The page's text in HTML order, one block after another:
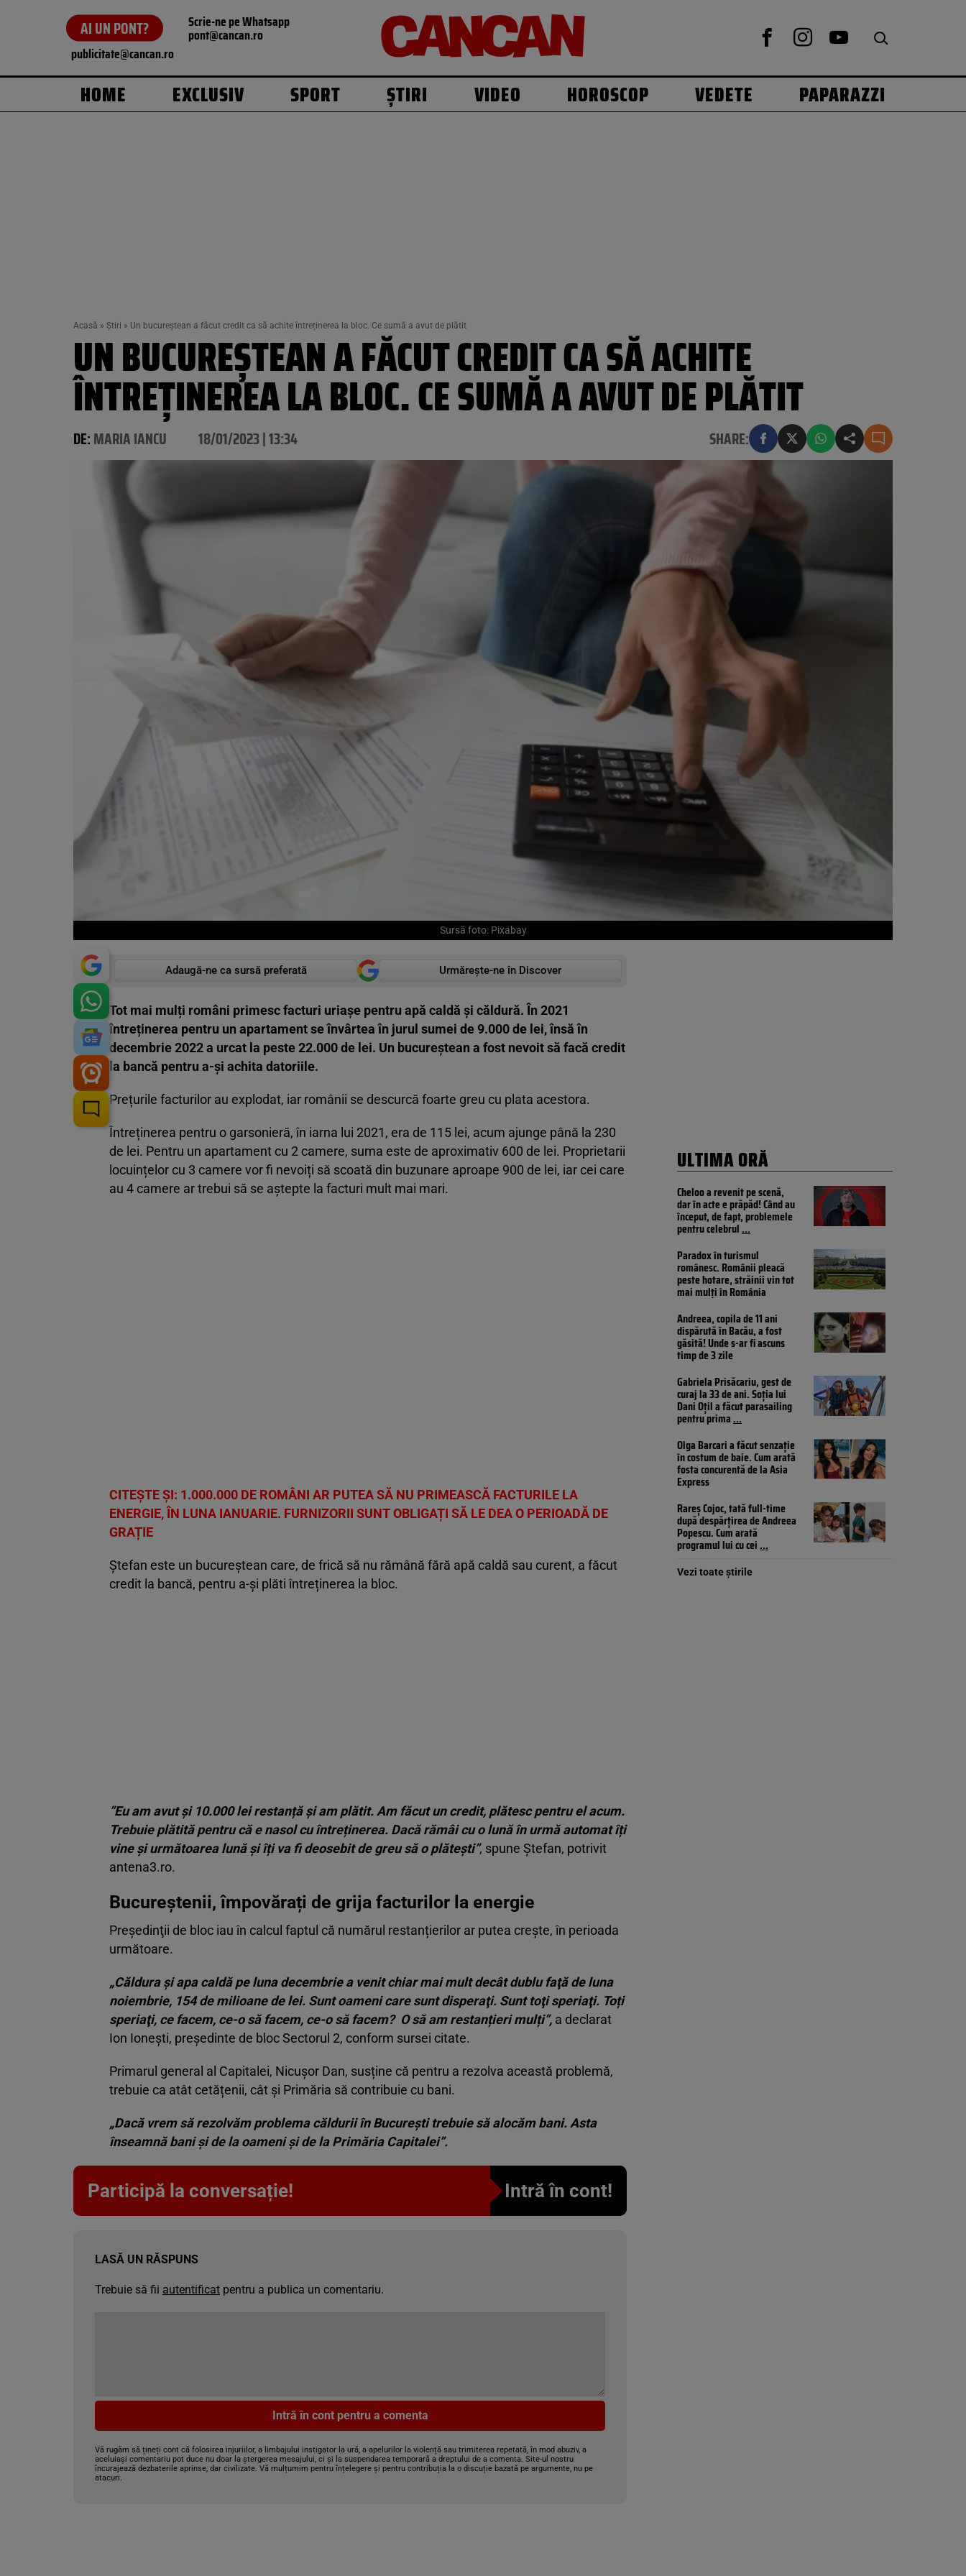
AI UN PONT? Scrie-ne pe Whatsapp
pont@cancan.ro
publicitate@cancan.ro
HOME EXCLUSIV SPORT ȘTIRI VIDEO HOROSCOP VEDETE PAPARAZZI
Acasă » Știri » Un bucureștean a făcut credit ca să achite întreținerea la bloc. Ce sumă a avut de plătit
UN BUCUREȘTEAN A FĂCUT CREDIT CA SĂ ACHITE
ÎNTREȚINEREA LA BLOC. CE SUMĂ A AVUT DE PLĂTIT
DE:MARIA IANCU 18/01/2023 | 13:34 SHARE:
Sursă foto: Pixabay
Adaugă-ne ca sursă preferată Urmărește-ne în Discover
Tot mai mulți români primesc facturi uriașe pentru apă caldă și căldură. În 2021
întreținerea pentru un apartament se învârtea în jurul sumei de 9.000 de lei, însă în
decembrie 2022 a urcat la peste 22.000 de lei. Un bucureștean a fost nevoit să facă credit
la bancă pentru a-și achita datoriile.
Prețurile facturilor au explodat, iar românii se descurcă foarte greu cu plata acestora.
Întreținerea pentru o garsonieră, în iarna lui 2021, era de 115 lei, acum ajunge până la 230
de lei. Pentru un apartament cu 2 camere, suma este de aproximativ 600 de lei. Proprietarii
locuințelor cu 3 camere vor fi nevoiți să scoată din buzunare aproape 900 de lei, iar cei care
au 4 camere ar trebui să se aștepte la facturi mult mai mari.
CITEȘTE ȘI: 1.000.000 DE ROMÂNI AR PUTEA SĂ NU PRIMEASCĂ FACTURILE LA
ENERGIE, ÎN LUNA IANUARIE. FURNIZORII SUNT OBLIGAȚI SĂ LE DEA O PERIOADĂ DE
GRAȚIE
Ștefan este un bucureștean care, de frică să nu rămână fără apă caldă sau curent, a făcut
credit la bancă, pentru a-și plăti întreținerea la bloc.
”Eu am avut şi 10.000 lei restanță și am plătit. Am făcut un credit, plătesc pentru el acum.
Trebuie plătită pentru că e nasol cu întreținerea. Dacă rămâi cu o lună în urmă automat îți
vine și următoarea lună și îți va fi deosebit de greu să o plătești”, spune Ștefan, potrivit
antena3.ro.
Bucureștenii, împovărați de grija facturilor la energie
Preşedinţii de bloc iau în calcul faptul că numărul restanțierilor ar putea crește, în perioada
următoare.
„Căldura şi apa caldă pe luna decembrie a venit chiar mai mult decât dublu faţă de luna
noiembrie, 154 de milioane de lei. Sunt oameni care sunt disperaţi. Sunt toţi speriaţi. Toți
speriaţi, ce facem, ce-o să facem, ce-o să facem? O să am restanțieri mulți”, a declarat
Ion Ioneşti, preşedinte de bloc Sectorul 2, conform sursei citate.
Primarul general al Capitalei, Nicușor Dan, susține că pentru a rezolva această problemă,
trebuie ca atât cetățenii, cât și Primăria să contribuie cu bani.
„Dacă vrem să rezolvăm problema căldurii în Bucureşti trebuie să alocăm bani. Asta
înseamnă bani şi de la oameni şi de la Primăria Capitalei”.
Participă la conversație! Intră în cont!
LASĂ UN RĂSPUNS
Trebuie să fii autentificat pentru a publica un comentariu.
Intră în cont pentru a comenta
Vă rugăm să țineți cont că folosirea injuriilor, a limbajului instigator la ură, a apelurilor la violență sau trimiterea repetată, în mod abuziv, a
aceluiași comentariu pot duce nu doar la ștergerea mesajului, ci și la suspendarea temporară a dreptului de a comenta. Site-ul nostru
încurajează dezbaterile aprinse, dar civilizate. Vă mulțumim pentru înțelegere și pentru contribuția la o discuție bazată pe argumente, nu pe
atacuri.
ULTIMA ORĂ
Cheloo a revenit pe scenă,
dar în acte e prăpăd! Când au
început, de fapt, problemele
pentru celebrul...
Paradox în turismul
românesc. Românii pleacă
peste hotare, străinii vin tot
mai mulți în România
Andreea, copila de 11 ani
dispărută în Bacău, a fost
găsită! Unde s-ar fi ascuns
timp de 3 zile
Gabriela Prisăcariu, gest de
curaj la 33 de ani. Soția lui
Dani Oțil a făcut parasailing
pentru prima...
Olga Barcari a făcut senzație
în costum de baie. Cum arată
fosta concurentă de la Asia
Express
Rareș Cojoc, tată full-time
după despărțirea de Andreea
Popescu. Cum arată
programul lui cu cei...
Vezi toate știrile